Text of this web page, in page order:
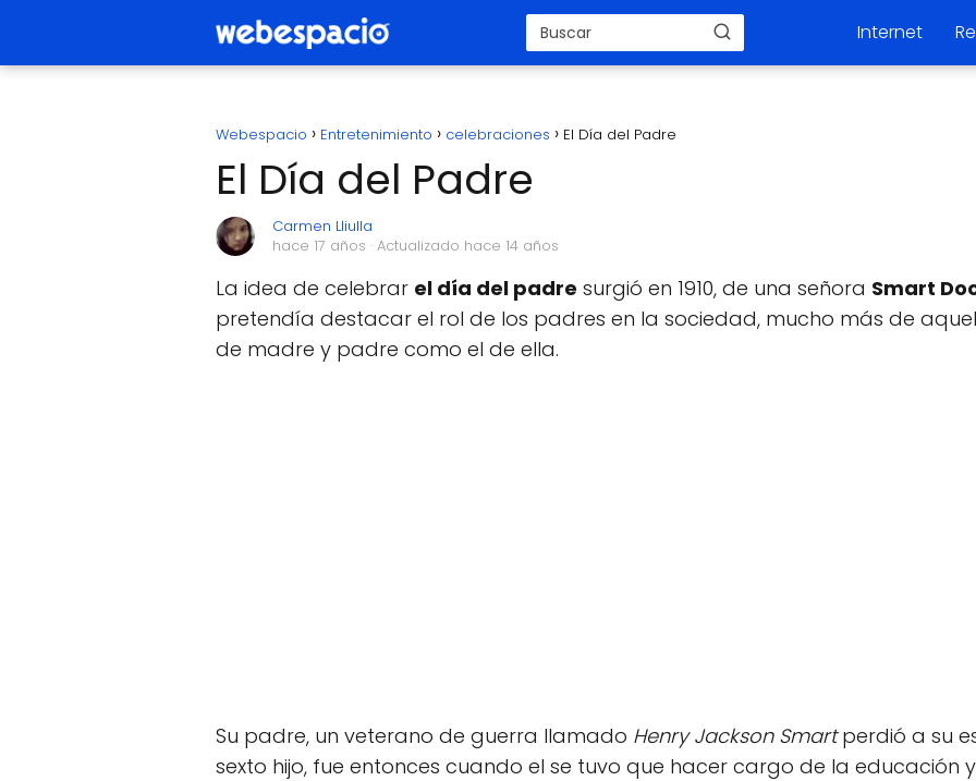
Internet
Webespacio Entretenimiento celebraciones El Día del Padre
El Día del Padre
Carmen Lliulla
hace 17 años · Actualizado hace 14 años
La idea de celebrar el día del padre surgió en 1910, de una señora Smart
pretendía destacar el rol de los padres en la sociedad, mucho más de
de madre y padre como el de ella.
Su padre, un veterano de guerra llamado Henry Jackson Smartperdió a su
sexto hijo, fue entonces cuando el se tuvo que hacer cargo de la educación